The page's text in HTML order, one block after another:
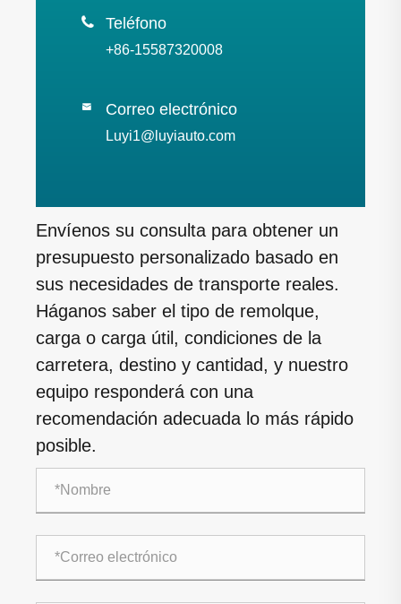
 Teléfono
+86-15587320008
 Correo electrónico
Luyi1@luyiauto.com
Envíenos su consulta para obtener un
presupuesto personalizado basado en
sus necesidades de transporte reales.
Háganos saber el tipo de remolque,
carga o carga útil, condiciones de la
carretera, destino y cantidad, y nuestro
equipo responderá con una
recomendación adecuada lo más rápido
posible.